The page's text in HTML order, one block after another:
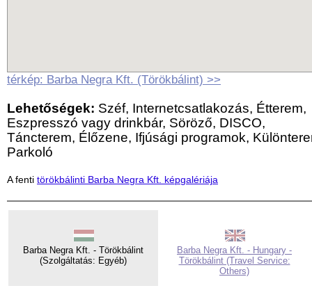
térkép: Barba Negra Kft. (Törökbálint) >>
Lehetőségek: Széf, Internetcsatlakozás, Étterem,
Eszpresszó vagy drinkbár, Söröző, DISCO,
Táncterem, Élőzene, Ifjúsági programok,
Parkoló
A fenti törökbálinti Barba Negra Kft. képgalériája
Barba Negra Kft. - Törökbálint
(Szolgáltatás: Egyéb)
Barba Negra Kft. - Hungary -
Törökbálint (Travel Service:
Others)